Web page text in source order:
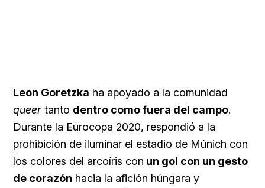
Leon Goretzka ha apoyado a la comunidad
queer tanto dentro como fuera del campo.
Durante la Eurocopa 2020, respondió a la
prohibición de iluminar el estadio de Múnich con
los colores del arcoíris con un gol con un gesto
de corazón hacia la afición húngara y